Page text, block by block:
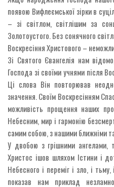
появою Вифлеємської зірки в
– зі світлом, світлішим за
Золотоустого. Без сонячного
Воскресіння Христового –
Зі Святого Євангелія нам
Господа зі своїми учнями після
Ці слова Він повторював
значення. Своїм Воскресінням
можливість прощення наших
Небесним, мир і гармонію
самим собою, з нашими ближніми
У двобою з грішними ангелами,
Христос ішов шляхом Істини і
Небесного і переміг і зло, і
показав нам приклад